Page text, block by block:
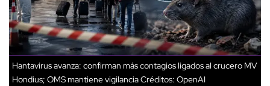
Hantavirus avanza: confirman más contagios ligados al crucero MV
Hondius; OMS mantiene vigilanciaCréditos: OpenAI